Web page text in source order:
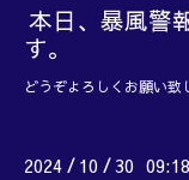
本日、暴風警
す。
どうぞよろしくお願い致
2024 / 10 /30 09:18